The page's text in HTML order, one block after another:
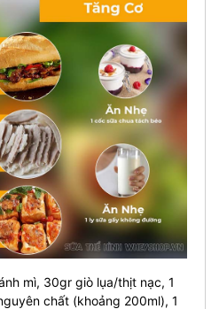
mì, 30gr giò lụa/thịt nạc, 1
chất (khoảng 200ml), 1